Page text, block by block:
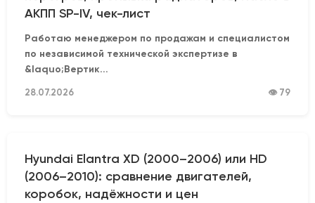
АКПП SP-IV, чек-лист
Работаю менеджером по продажам и специалистом
по независимой технической экспертизе в
&laquo;Вертик...
28.07.2026 👁 79
Hyundai Elantra XD (2000–2006) или HD
(2006–2010): сравнение двигателей,
коробок, надёжности и цен